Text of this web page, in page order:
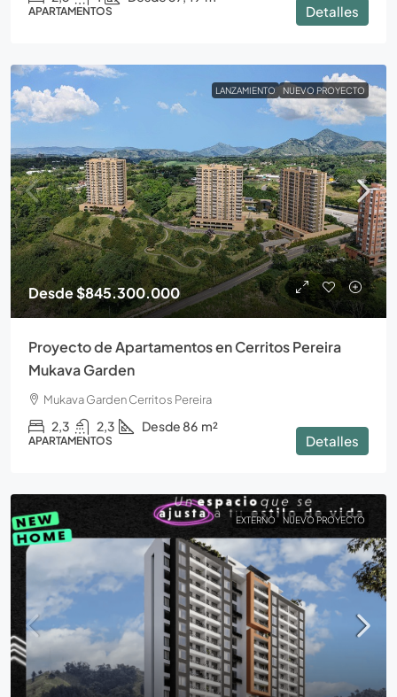
APARTAMENTOS Detalles
LANZAMIENTO NUEVO PROYECTO
Desde$845.300.000
Proyecto de Apartamentos en Cerritos Pereira
Mukava Garden
Mukava Garden Cerritos Pereira
2,3 2,3 Desde 86 m²
APARTAMENTOS Detalles
EXTERNO NUEVO PROYECTO